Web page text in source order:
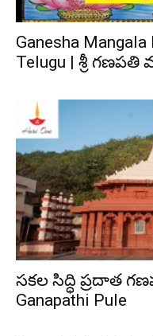
Ganesha
Telugu | శ్రీ గణపతి
సకల సిద్ధి ప్రదాత
Ganapathi Pule